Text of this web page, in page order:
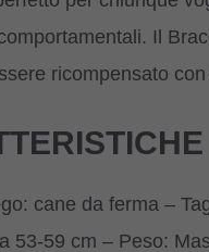
Il
ricompensato
cane da ferma –
53-59 cm – Peso: